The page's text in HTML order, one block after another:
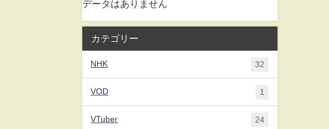
データはありません
カテゴリー
NHK 32
VOD 1
VTuber 24